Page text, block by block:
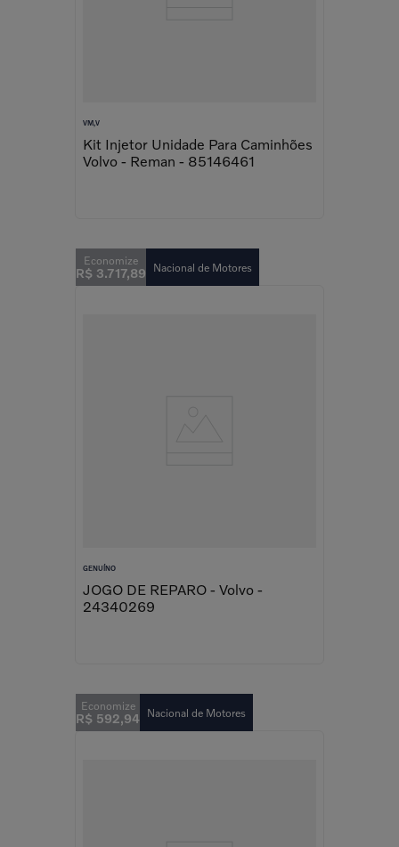
VM,V
Kit Injetor Unidade Para Caminhões
Volvo - Reman - 85146461
R$ 3.717,89 Nacional de Motores
GENUÍNO
JOGO DE REPARO - Volvo -
24340269
R$ 592,94 Nacional de Motores